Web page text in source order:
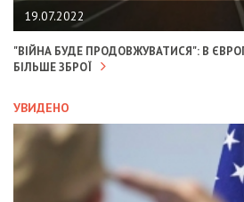
19.07.2022
"ВІЙНА БУДЕ ПРОДОВЖУВАТИСЯ": В
БІЛЬШЕ ЗБРОЇ
УВИДЕНО